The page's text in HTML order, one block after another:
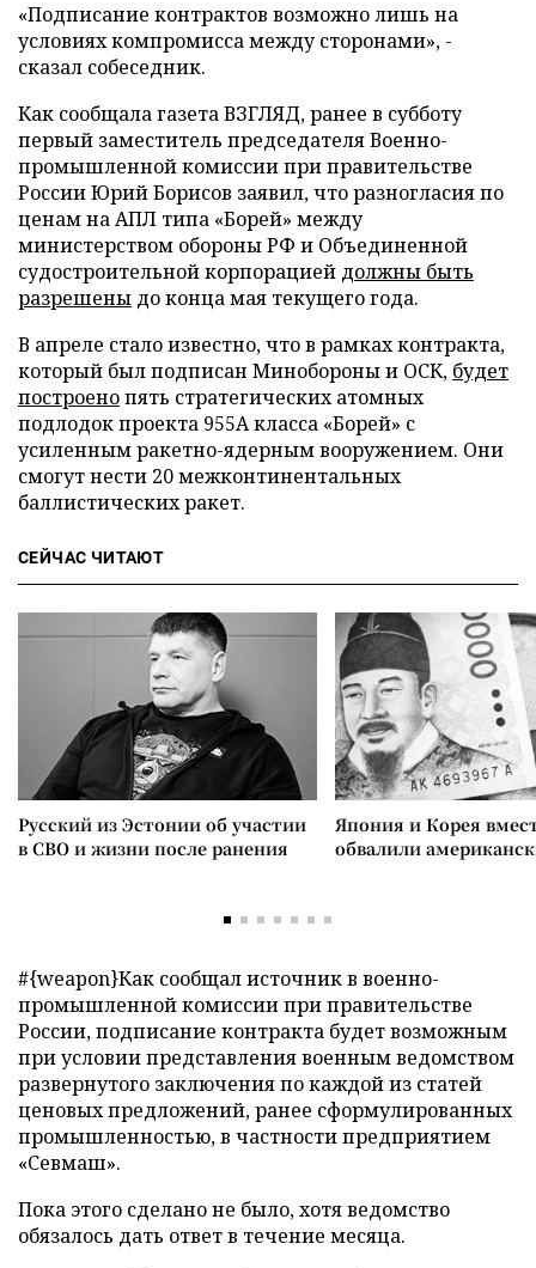
«Подписание контрактов возможно лишь на
условиях компромисса между сторонами», -
сказал собеседник.
Как сообщала газета ВЗГЛЯД, ранее в субботу
первый заместитель председателя Военно-
промышленной комиссии при правительстве
России Юрий Борисов заявил, что разногласия по
ценам на АПЛ типа «Борей» между
министерством обороны РФ и Объединенной
судостроительной корпорацией должны быть
разрешены до конца мая текущего года.
В апреле стало известно, что в рамках контракта,
который был подписан Минобороны и ОСК, будет
построенопять стратегических атомных
подлодок проекта 955А класса «Борей» с
усиленным ракетно-ядерным вооружением. Они
смогут нести 20 межконтинентальных
баллистических ракет.
СЕЙЧАС ЧИТАЮТ
Русский из Эстонии об участии
в СВО и жизни после ранения
Япония и Корея
обвалили
#{weapon}Как сообщал источник в военно-
промышленной комиссии при правительстве
России, подписание контракта будет возможным
при условии представления военным ведомством
развернутого заключения по каждой из статей
ценовых предложений, ранее сформулированных
промышленностью, в частности предприятием
«Севмаш».
Пока этого сделано не было, хотя ведомство
обязалось дать ответ в течение месяца.